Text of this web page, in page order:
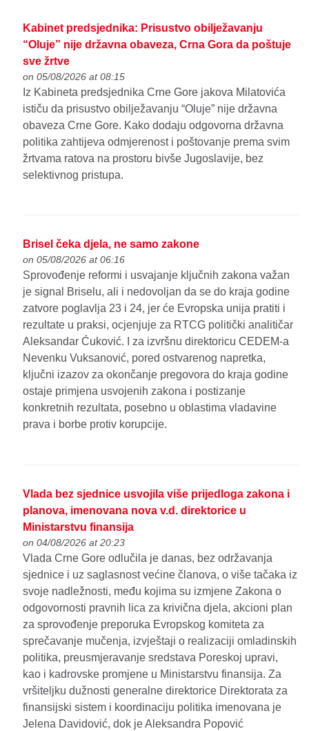
Kabinet predsjednika: Prisustvo obilježavanju
“Oluje” nije državna obaveza, Crna Gora da poštuje
sve žrtve
on 05/08/2026 at 08:15
Iz Kabineta predsjednika Crne Gore jakova Milatovića
ističu da prisustvo obilježavanju “Oluje” nije državna
obaveza Crne Gore. Kako dodaju odgovorna državna
politika zahtijeva odmjerenost i poštovanje prema svim
žrtvama ratova na prostoru bivše Jugoslavije, bez
selektivnog pristupa.
Brisel čeka djela, ne samo zakone
on 05/08/2026 at 06:16
Sprovođenje reformi i usvajanje ključnih zakona važan
je signal Briselu, ali i nedovoljan da se do kraja godine
zatvore poglavlja 23 i 24, jer će Evropska unija pratiti i
rezultate u praksi, ocjenjuje za RTCG politički analitičar
Aleksandar Ćuković. I za izvršnu direktoricu CEDEM-a
Nevenku Vuksanović, pored ostvarenog napretka,
ključni izazov za okončanje pregovora do kraja godine
ostaje primjena usvojenih zakona i postizanje
konkretnih rezultata, posebno u oblastima vladavine
prava i borbe protiv korupcije.
Vlada bez sjednice usvojila više prijedloga zakona i
planova, imenovana nova v.d. direktorice u
Ministarstvu finansija
on 04/08/2026 at 20:23
Vlada Crne Gore odlučila je danas, bez održavanja
sjednice i uz saglasnost većine članova, o više tačaka iz
svoje nadležnosti, među kojima su izmjene Zakona o
odgovornosti pravnih lica za krivična djela, akcioni plan
za sprovođenje preporuka Evropskog komiteta za
sprečavanje mučenja, izvještaji o realizaciji omladinskih
politika, preusmjeravanje sredstava Poreskoj upravi,
kao i kadrovske promjene u Ministarstvu finansija. Za
vršiteljku dužnosti generalne direktorice Direktorata za
finansijski sistem i koordinaciju politika imenovana je
Jelena Davidović, dok je Aleksandra Popović